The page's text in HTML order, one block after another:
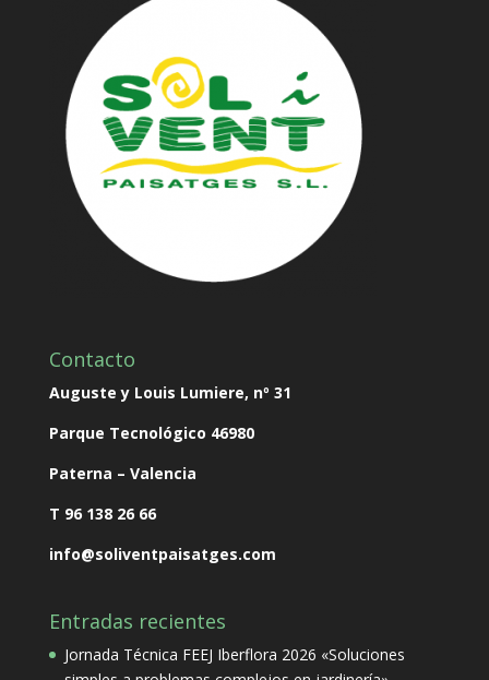
Contacto
Auguste y Louis Lumiere, nº 31
Parque Tecnológico 46980
Paterna – Valencia
T 96 138 26 66
info@soliventpaisatges.com
Entradas recientes
Jornada Técnica FEEJ Iberflora 2026 «Soluciones